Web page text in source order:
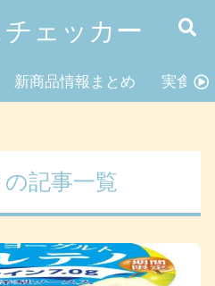
ェッカー
新商品情報まとめ 実食レ
記事一覧